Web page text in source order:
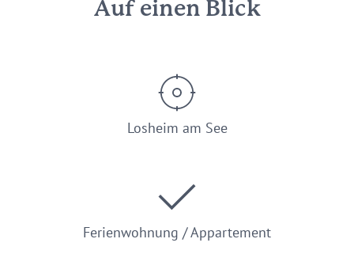
Auf einen Blick
Losheim am See
Ferienwohnung / Appartement